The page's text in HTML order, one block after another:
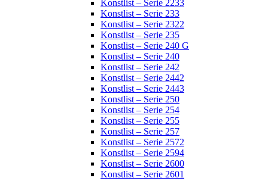
Konstlist – Serie 2233
Konstlist – Serie 233
Konstlist – Serie 2322
Konstlist – Serie 235
Konstlist – Serie 240 G
Konstlist – Serie 240
Konstlist – Serie 242
Konstlist – Serie 2442
Konstlist – Serie 2443
Konstlist – Serie 250
Konstlist – Serie 254
Konstlist – Serie 255
Konstlist – Serie 257
Konstlist – Serie 2572
Konstlist – Serie 2594
Konstlist – Serie 2600
Konstlist – Serie 2601